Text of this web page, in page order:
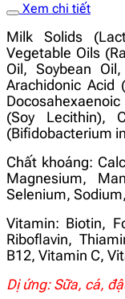
Xem chi tiết
Milk Solids
Vegetable Oils
Oil, Soybean
Arachidonic Acid
(Soy Lecithin),
(Bifidobacterium
Chất khoáng:
Magnesium,
Selenium,
Vitamin: Biotin,
Riboflavin,
B12, Vitamin C,
Dị ứng: Sữa, cá,